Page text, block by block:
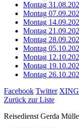
Montag
Montag
Montag
Montag
Montag
Montag
Montag
Montag
Montag
Facebook Twitter XING
Zurück zur Liste
Reisedienst Gerda